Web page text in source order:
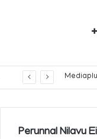
Perunnal Nilavu